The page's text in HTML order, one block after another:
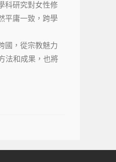
科研究對女性修
平庸一致，跨學
國，從宗教魅力
法和成果，也將